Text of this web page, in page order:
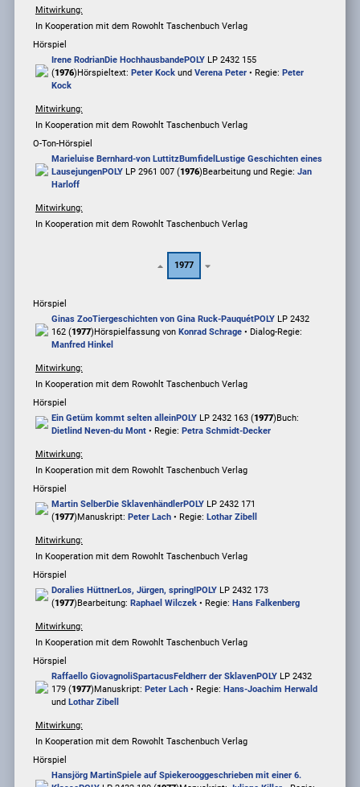
Mitwirkung:
In Kooperation mit dem Rowohlt Taschenbuch Verlag
Hörspiel
Irene RodrianDie HochhausbandePOLYLP 2432 155
(1976) Hörspieltext: Peter Kockund Verena Peter• Regie: Peter
Kock
Mitwirkung:
In Kooperation mit dem Rowohlt Taschenbuch Verlag
O-Ton-Hörspiel
Marieluise Bernhard-von LuttitzBumfidel Lustige Geschichten eines
LausejungenPOLYLP 2961 007 (1976) Bearbeitung und Regie: Jan
Harloff
Mitwirkung:
In Kooperation mit dem Rowohlt Taschenbuch Verlag
1977
Hörspiel
Ginas ZooTiergeschichten von Gina Ruck-PauquétPOLYLP 2432
162 (1977) Hörspielfassung von Konrad Schrage• Dialog-Regie:
Manfred Hinkel
Mitwirkung:
In Kooperation mit dem Rowohlt Taschenbuch Verlag
Hörspiel
Ein Getüm kommt selten alleinPOLYLP 2432 163 (1977) Buch:
Dietlind Neven-du Mont• Regie: Petra Schmidt-Decker
Mitwirkung:
In Kooperation mit dem Rowohlt Taschenbuch Verlag
Hörspiel
Martin SelberDie SklavenhändlerPOLYLP 2432 171
(1977)Manuskript: Peter Lach• Regie: Lothar Zibell
Mitwirkung:
In Kooperation mit dem Rowohlt Taschenbuch Verlag
Hörspiel
Doralies HüttnerLos, Jürgen, spring!POLYLP 2432 173
(1977) Bearbeitung: Raphael Wilczek• Regie: Hans Falkenberg
Mitwirkung:
In Kooperation mit dem Rowohlt Taschenbuch Verlag
Hörspiel
Raffaello GiovagnoliSpartacusFeldherr der SklavenPOLYLP 2432
179 (1977)Manuskript: Peter Lach• Regie: Hans-Joachim Herwald
und Lothar Zibell
Mitwirkung:
In Kooperation mit dem Rowohlt Taschenbuch Verlag
Hörspiel
Hansjörg MartinSpiele auf Spiekerooggeschrieben mit einer 6.